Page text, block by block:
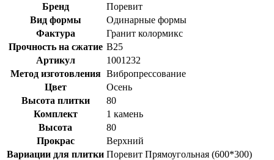
Бренд
Поревит
Вид формы
Одинарные формы
Фактура
Гранит колормикс
Прочность на сжатие B25
Артикул
1001232
Метод изготовления Вибропрессование
Цвет
Осень
Высота плитки
80
Комплект
1 камень
Высота
80
Прокрас
Верхний
Вариации для плитки Поревит Прямоугольная (600*300)